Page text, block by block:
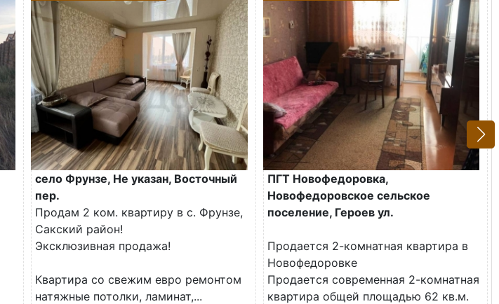
село Фрунзе, Не указан, Восточный
пер.
Продам 2 ком. квартиру в с. Фрунзе,
Сакский район!
Эксклюзивная продажа!
Квартира со свежим евро ремонтом
натяжные потолки, ламинат,...
ПГТ Новофедоровка,
Новофедоровское сельское
поселение, Героев ул.
Продается 2-комнатная квартира в
Новофедоровке
Продается современная 2-комнатная
квартира общей площадью 62 кв.м.